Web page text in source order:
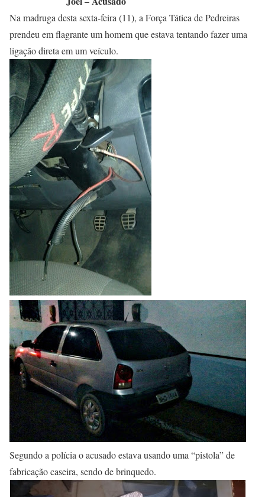
Na madruga desta sexta-feira (11), a Força Tática de Pedreiras
prendeu em flagrante um homem que estava tentando fazer uma
ligação direta em um veículo.
Segundo a polícia o acusado estava usando uma “pistola” de
fabricação caseira, sendo de brinquedo.